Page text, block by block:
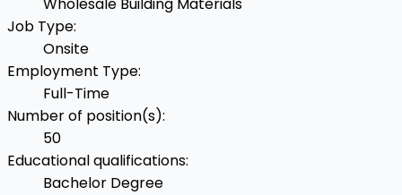
Job Type:
Onsite
Employment Type:
Full-Time
Number of position(s):
50
Educational qualifications:
Bachelor Degree